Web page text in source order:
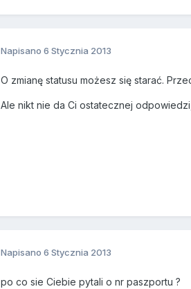
Napisano 6 Stycznia 2013
O zmianę statusu możesz się starać.
Ale nikt nie da Ci ostatecznej
Napisano 6 Stycznia 2013
po co sie Ciebie pytali o nr paszportu ?